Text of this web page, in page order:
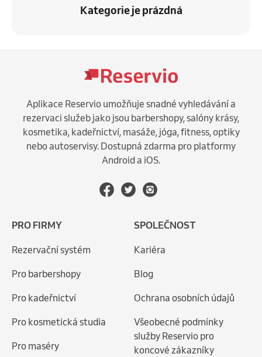
Kategorie je prázdná
Aplikace Reservio umožňuje snadné vyhledávání a
rezervaci služeb jako jsou barbershopy, salóny krásy,
kosmetika, kadeřnictví, masáže, jóga, fitness, optiky
nebo autoservisy. Dostupná zdarma pro platformy
Android a iOS.
PRO FIRMY
Rezervační systém
Pro barbershopy
Pro kadeřnictví
Pro kosmetická studia
Pro maséry
SPOLEČNOST
Kariéra
Blog
Ochrana osobních údajů
Všeobecné podmínky
služby Reservio pro
koncové zákazníky